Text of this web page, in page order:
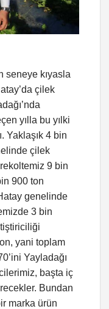
seneye kıyasla
çilek
yılla bu yılki
Yaklaşık 4 bin
çilek
9 bin
900 ton
genelinde
3 bin
yani toplam
Yayladağı
başta iç
Bundan
marka ürün